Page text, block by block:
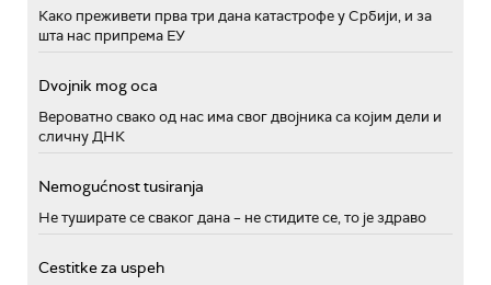
Како преживети прва три дана катастрофе у Србији, и за
шта нас припрема ЕУ
Dvojnik mog oca
Вероватно свако од нас има свог двојника са којим дели и
сличну ДНК
Nemogućnost tusiranja
Не туширате се сваког дана – не стидите се, то је здраво
Cestitke za uspeh